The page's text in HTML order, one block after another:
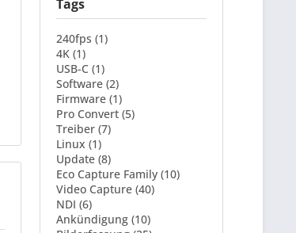
Tags
240fps (1)
4K (1)
USB-C (1)
Software (2)
Firmware (1)
Pro Convert (5)
Treiber (7)
Linux (1)
Update (8)
Eco Capture Family (10)
Video Capture (40)
NDI (6)
Ankündigung (10)